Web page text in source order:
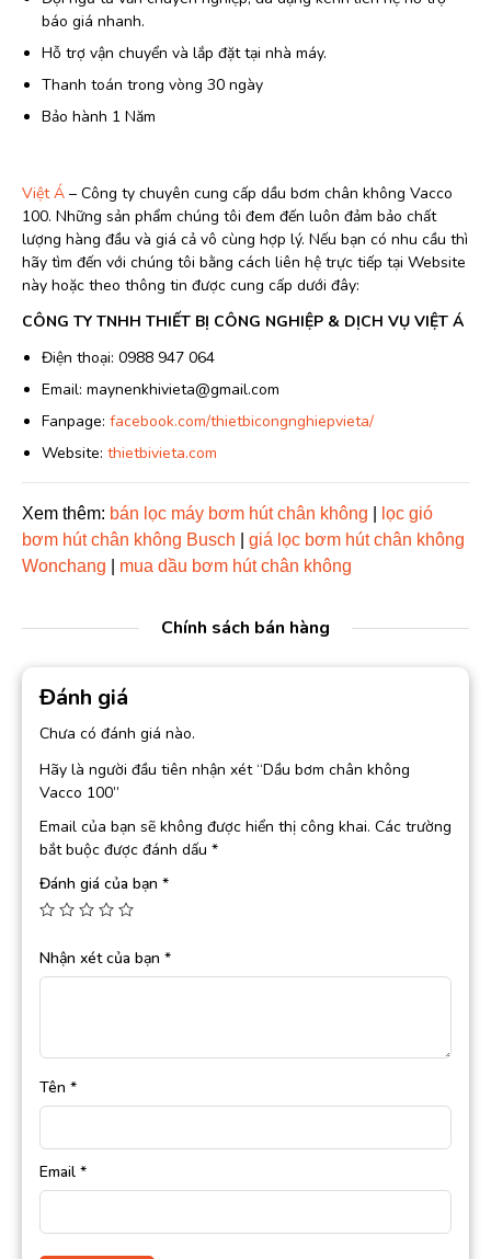
báo giá nhanh.
Hỗ trợ vận chuyển và lắp đặt tại nhà máy.
Thanh toán trong vòng 30 ngày
Bảo hành 1 Năm
Việt Á – Công ty chuyên cung cấp dầu bơm chân không Vacco
100. Những sản phẩm chúng tôi đem đến luôn đảm bảo chất
lượng hàng đầu và giá cả vô cùng hợp lý. Nếu bạn có nhu cầu thì
hãy tìm đến với chúng tôi bằng cách liên hệ trực tiếp tại Website
này hoặc theo thông tin được cung cấp dưới đây:
CÔNG TY TNHH THIẾT BỊ CÔNG NGHIỆP & DỊCH VỤ VIỆT Á
Điện thoại: 0988 947 064
Email: maynenkhivieta@gmail.com
Fanpage: facebook.com/thietbicongnghiepvieta/
Website: thietbivieta.com
Xem thêm: bán lọc máy bơm hút chân không
lọc gió
bơm hút chân không Busch
giá lọc bơm hút chân không
Wonchang
mua dầu bơm hút chân không
Chính sách bán hàng
Đánh giá
Chưa có đánh giá nào.
Hãy là người đầu tiên nhận xét “Dầu bơm chân không
Vacco 100”
Email của bạn sẽ không được hiển thị công khai. Các trường
bắt buộc được đánh dấu *
Đánh giá của bạn *
Nhận xét của bạn *
Tên *
Email *